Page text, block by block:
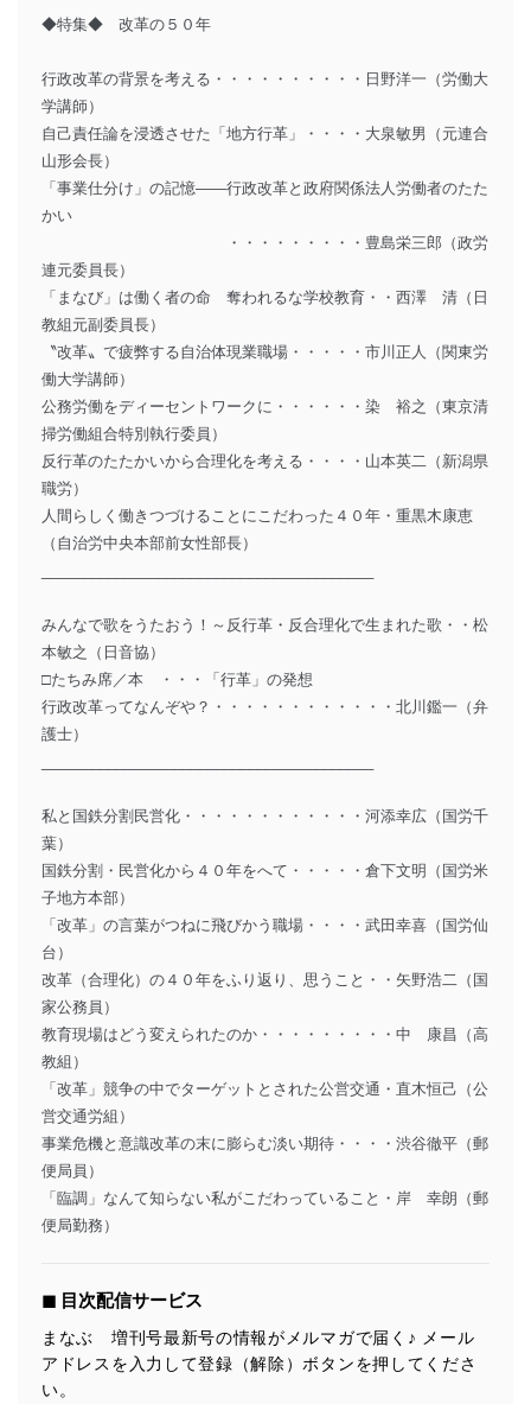
◆特集◆ 改革の５０年
行政改革の背景を考える・・・・・・・・・・日野洋一（労働大
学講師）
自己責任論を浸透させた「地方行革」・・・・大泉敏男（元連合
山形会長）
「事業仕分け」の記憶――行政改革と政府関係法人労働者のたた
かい
・・・・・・・・・豊島栄三郎（政労
連元委員長）
「まなび」は働く者の命 奪われるな学校教育・・西澤 清（日
教組元副委員長）
〝改革〟で疲弊する自治体現業職場・・・・・市川正人（関東労
働大学講師）
公務労働をディーセントワークに・・・・・・染 裕之（東京清
掃労働組合特別執行委員）
反行革のたたかいから合理化を考える・・・・山本英二（新潟県
職労）
人間らしく働きつづけることにこだわった４０年・重黒木康恵
（自治労中央本部前女性部長）
みんなで歌をうたおう！～反行革・反合理化で生まれた歌・・松
本敏之（日音協）
□たちみ席／本 ・・・「行革」の発想
行政改革ってなんぞや？・・・・・・・・・・・・北川鑑一（弁
護士）
私と国鉄分割民営化・・・・・・・・・・・・河添幸広（国労千
葉）
国鉄分割・民営化から４０年をへて・・・・・倉下文明（国労米
子地方本部）
「改革」の言葉がつねに飛びかう職場・・・・武田幸喜（国労仙
台）
改革（合理化）の４０年をふり返り、思うこと・・矢野浩二（国
家公務員）
教育現場はどう変えられたのか・・・・・・・・・中 康昌（高
教組）
「改革」競争の中でターゲットとされた公営交通・直木恒己（公
営交通労組）
事業危機と意識改革の末に膨らむ淡い期待・・・・渋谷徹平（郵
便局員）
「臨調」なんて知らない私がこだわっていること・岸 幸朗（郵
便局勤務）
◼︎ 目次配信サービス
まなぶ 増刊号最新号の情報がメルマガで届く♪ メール
アドレスを入力して登録（解除）ボタンを押してくださ
い。